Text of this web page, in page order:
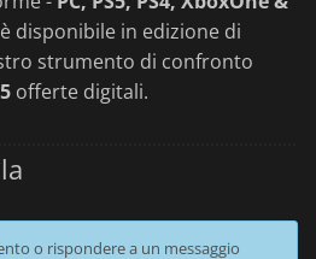
disponibile in edizione di
strumento di confronto
offerte digitali.
o rispondere a un messaggio